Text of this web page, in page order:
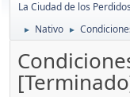
La Ciudad de los Perdidos
► Nativo ►